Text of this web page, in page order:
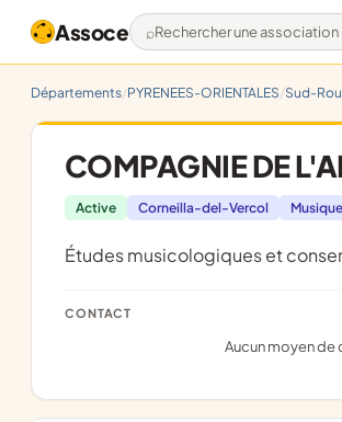
Assoce Rechercher une
Départements PYRENEES-ORIENTALES Sud-
COMPAGNIE DE
Active Corneilla-del-Vercol Musique
études musicologiques et
CONTACT
Aucun moyen